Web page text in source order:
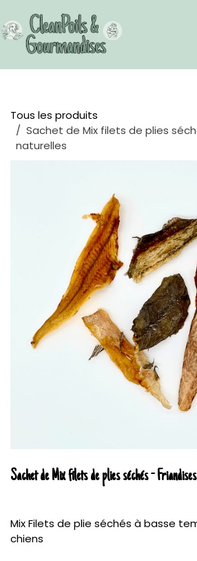
Tous les produits
Sachet de Mix filets de plies
naturelles
Sachet de Mix filets de plies séchés -
Mix Filets de plie séchés à basse
chiens